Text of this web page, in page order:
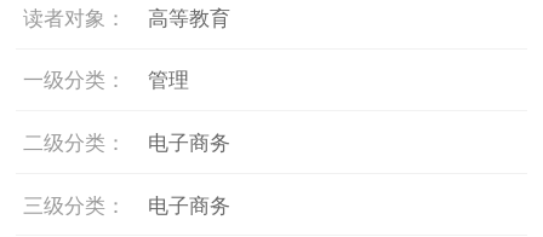
读者对象： 高等教育
一级分类： 管理
二级分类： 电子商务
三级分类： 电子商务